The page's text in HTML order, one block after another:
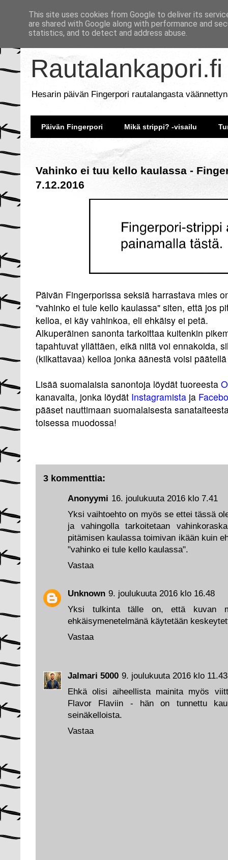
Rautalankapori.fi
Hesarin päivän Fingerpori rautalangasta
Päivän Fingerpori Mikä strippi? -visailu
Vahinko ei tuu kello kaulassa -
7.12.2016
Päivän Fingerporissa seksiä harrastava mies
"vahinko ei tule kello kaulassa" siten, että jos
kelloa, ei käy vahinkoa, eli ehkäisy ei petä.
Alkuperäinen sanonta tarkoittaa kuitenkin
tapahtuvat yllättäen, eikä niitä voi ennakoida,
(kilkattavaa) kelloa jonka äänestä voisi
Lisää suomalaisia sanontoja löydät tuoreesta
kanavalta, jonka löydät Instagramista ja
pääset nauttimaan suomalaisesta
toisessa muodossa!
3 kommenttia:
Jalmari 5000 9. joulukuuta 2016 klo 11.43
Ehkä olisi aiheellista mainita myös
Flavor Flaviin - hän on tunnettu
seinäkelloista.
Vastaa
Unknown 9. joulukuuta 2016 klo 16.48
Yksi tulkinta tälle on, että kuvan
ehkäisymenetelmänä käytetään
Vastaa
Anonyymi 16. joulukuuta 2016 klo 7.41
Yksi vaihtoehto on myös se ettei tässä
ja vahingolla tarkoitetaan
pitämisen kaulassa toimivan ikään kuin
"vahinko ei tule kello kaulassa".
Vastaa
This site uses cookies from Google to deliver its
are shared with Google along with performance and
statistics, and to detect and address abuse.